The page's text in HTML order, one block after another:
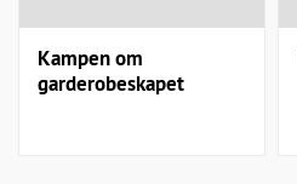
Kampen om
garderobeskapet